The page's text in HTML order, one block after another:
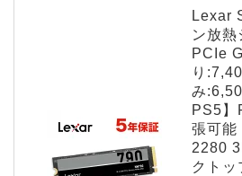
Lexar
ン放
PCIe
り
み
PS5】
張可能
2280
クト